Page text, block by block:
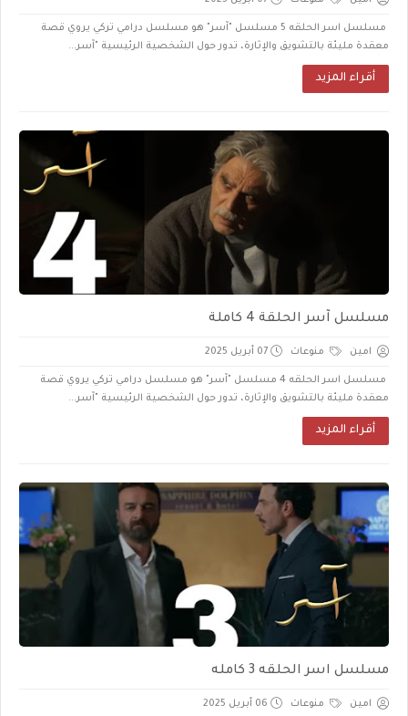
مسلسل اسر الحلقه 5 مسلسل "آسر" هو مسلسل درامي تركي يروي قصة
معقدة مليئة بالتشويق والإثارة، تدور حول الشخصية الرئيسية "آسر...
أقراء المزيد
مسلسل آسر الحلقة 4 كاملة
امين منوعات 07 أبريل 2025
مسلسل اسر الحلقه 4 مسلسل "آسر" هو مسلسل درامي تركي يروي قصة
معقدة مليئة بالتشويق والإثارة، تدور حول الشخصية الرئيسية "آسر...
أقراء المزيد
مسلسل اسر الحلقه 3 كامله
امين منوعات 06 أبريل 2025